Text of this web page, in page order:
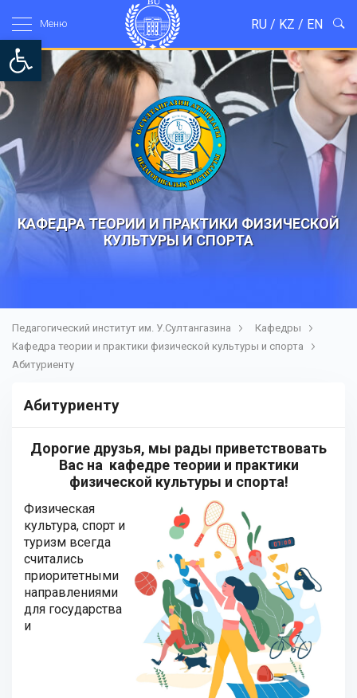
Open toolbar
Mеню RU / KZ / EN
КАФЕДРА ТЕОРИИ И ПРАКТИКИ ФИЗИЧЕСКОЙ
КУЛЬТУРЫ И СПОРТА
Педагогический институт им. У.Султангазина
Кафедры
Кафедра теории и практики физической культуры и спорта
Абитуриенту
Абитуриенту
Дорогие друзья, мы рады приветствовать
Вас на кафедре теории и практики
физической культуры и спорта!
Физическая
культура, спорт и
туризм всегда
считались
приоритетными
направлениями
для государства
и